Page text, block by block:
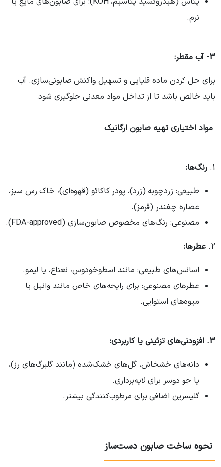
نرم.
3- آب مقطر:
برای حل کردن ماده قلیایی و تسهیل واکنش صابونی‌سازی. آب
باید خالص باشد تا از تداخل مواد معدنی جلوگیری شود.
مواد اختیاری تهیه صابون ارگانیک
1. رنگ‌ها:
طبیعی: زردچوبه (زرد)، پودر کاکائو (قهوه‌ای)، خاک رس سبز،
عصاره چغندر (قرمز).
مصنوعی: رنگ‌های مخصوص صابون‌سازی (FDA-approved).
2. عطرها:
اسانس‌های طبیعی: مانند اسطوخودوس، نعناع، یا لیمو.
عطرهای مصنوعی: برای رایحه‌های خاص مانند وانیل یا
میوه‌های استوایی.
3. افزودنی‌های تزئینی یا کاربردی:
دانه‌های خشخاش، گل‌های خشک‌شده (مانند گلبرگ‌های رز)،
یا جو دوسر برای لایه‌برداری.
گلیسرین اضافی برای مرطوب‌کنندگی بیشتر.
نحوه ساخت صابون دست‌ساز